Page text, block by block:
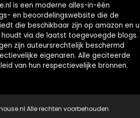
is een moderne alles-in-één
en beoordelingswebsite die de
die beschikbaar zijn op amazon en u
via de laatst toegevoegde blogs.
zijn auteursrechtelijk beschermd
eigenaren. Alle geciteerde
van hun respectievelijke bronnen.
Alle rechten voorbehouden